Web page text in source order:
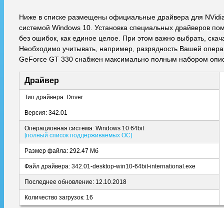
Ниже в списке размещены официальные драйвера для
системой Windows 10. Установка специальных драйверов
без ошибок, как единое целое. При этом важно выбрать,
Необходимо учитывать, например, разрядность Вашей
GeForce GT 330 снабжен максимально полным набором
Драйвер
Тип драйвера: Driver
Версия: 342.01
Операционная система: Windows 10 64bit
[полный список поддерживаемых ОС]
Размер файла: 292.47 Мб
Файл драйвера: 342.01-desktop-win10-64bit-international.exe
Последнее обновление: 12.10.2018
Количество загрузок: 16